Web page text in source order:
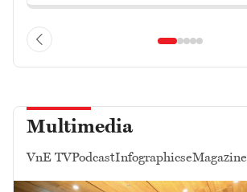
Multimedia
VnE TVPodcastInfographicseMagazine